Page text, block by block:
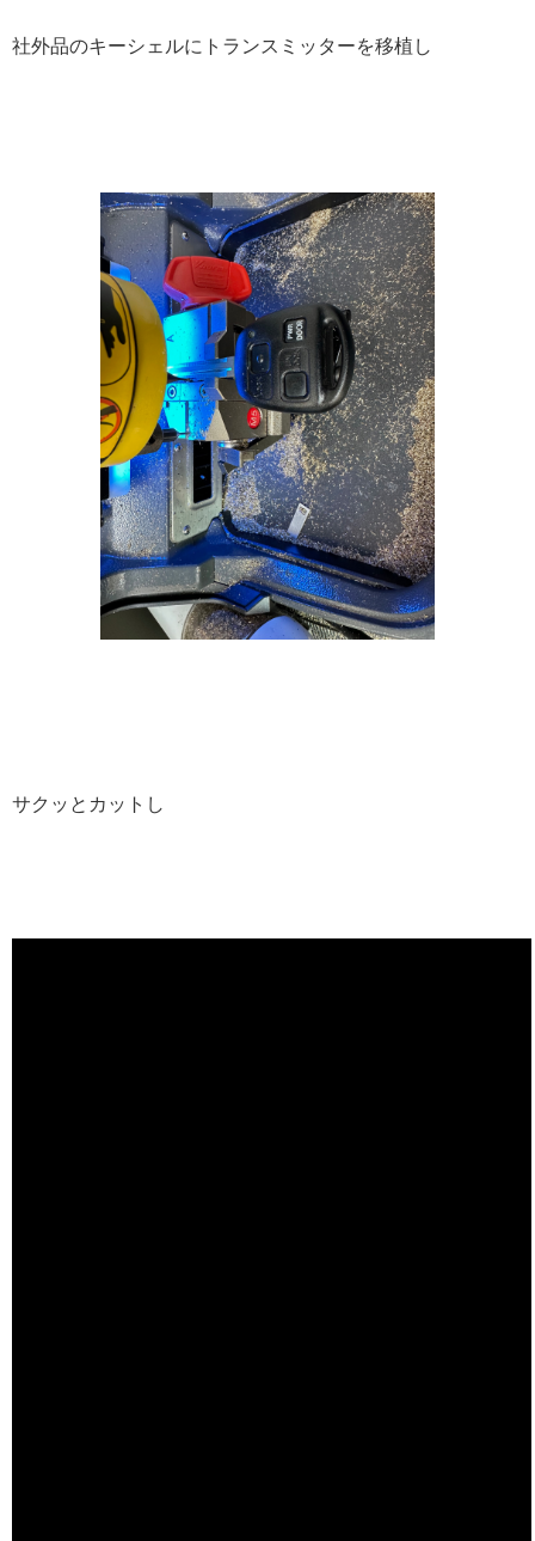
社外品のキーシェルにトランスミッターを移植し
サクッとカットし